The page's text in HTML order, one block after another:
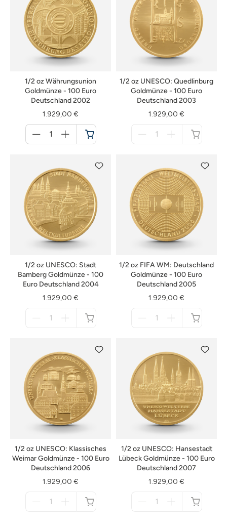
1/2 oz Währungsunion
Goldmünze - 100 Euro
Deutschland 2002
1.929,00 €
für
Warenkorb
1/2 oz UNESCO: Quedlinburg
Goldmünze - 100 Euro
Deutschland 2003
1.929,00 €
1/2 oz UNESCO: Stadt
Bamberg Goldmünze - 100
Euro Deutschland 2004
1.929,00 €
1/2 oz FIFA WM: Deutschland
Goldmünze - 100 Euro
Deutschland 2005
1.929,00 €
1/2 oz UNESCO: Klassisches
Weimar Goldmünze - 100 Euro
Deutschland 2006
1.929,00 €
1/2 oz UNESCO: Hansestadt
Lübeck Goldmünze - 100 Euro
Deutschland 2007
1.929,00 €